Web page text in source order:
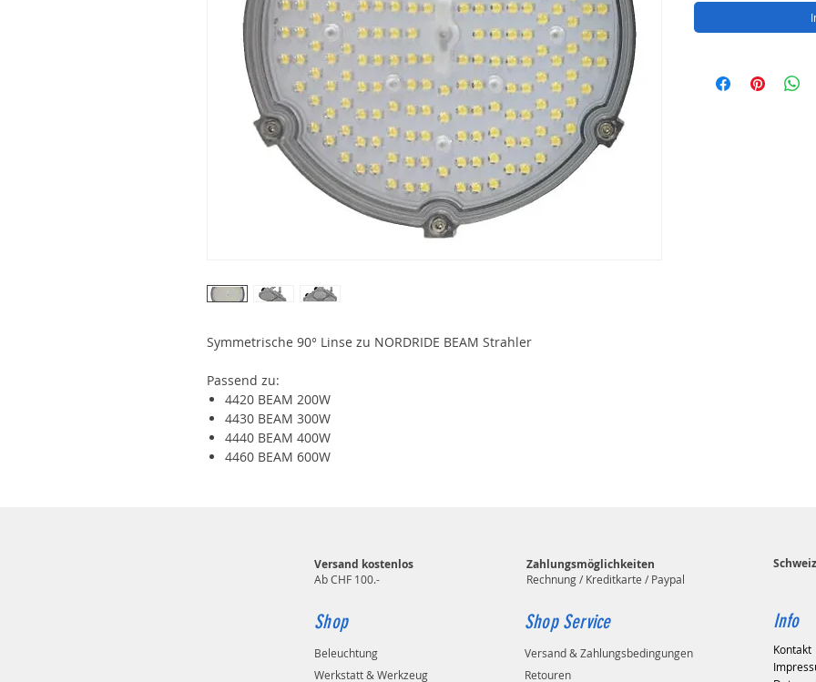
Symmetrische 90° Linse zu NORDRIDE BEAM Strahler
Passend zu:
4420 BEAM 200W
4430 BEAM 300W
4440 BEAM 400W
4460 BEAM 600W
Versand kostenlos
Ab CHF 100.-
Shop
Beleuchtung
Werkstatt & Werkzeug
Zahlungsmöglichkeiten
Rechnung / Kreditkarte / Paypal
Shop Service
Versand & Zahlungsbedingungen
Retouren
Info
Kontakt